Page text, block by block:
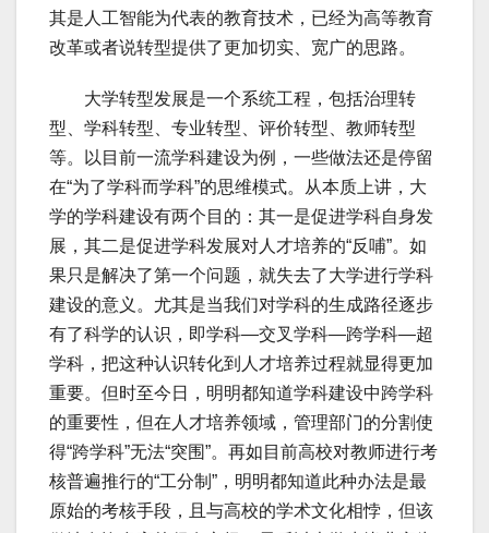
其是人工智能为代表的教育技术，已经为高等教育
改革或者说转型提供了更加切实、宽广的思路。
大学转型发展是一个系统工程，包括治理转
型、学科转型、专业转型、评价转型、教师转型
等。以目前一流学科建设为例，一些做法还是停留
在“为了学科而学科”的思维模式。从本质上讲，大
学的学科建设有两个目的：其一是促进学科自身发
展，其二是促进学科发展对人才培养的“反哺”。如
果只是解决了第一个问题，就失去了大学进行学科
建设的意义。尤其是当我们对学科的生成路径逐步
有了科学的认识，即学科—交叉学科—跨学科—超
学科，把这种认识转化到人才培养过程就显得更加
重要。但时至今日，明明都知道学科建设中跨学科
的重要性，但在人才培养领域，管理部门的分割使
得“跨学科”无法“突围”。再如目前高校对教师进行考
核普遍推行的“工分制”，明明都知道此种办法是最
原始的考核手段，且与高校的学术文化相悖，但该